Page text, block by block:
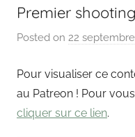
Premier
Posted on 22
Pour visualiser ce
au Patreon ! Pour
cliquer sur ce lien.